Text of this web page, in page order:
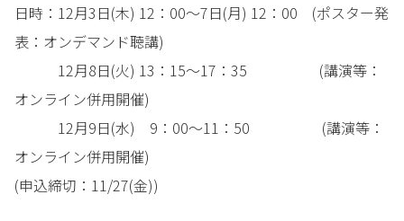
日時：12月3日(木) 12：00～7日(月) 12：00 (ポスター発
表：オンデマンド聴講)
12月8日(火) 13：15～17：35 (講演等：
オンライン併用開催)
12月9日(水) 9：00～11：50 (講演等：
オンライン併用開催)
(申込締切：11/27(金))